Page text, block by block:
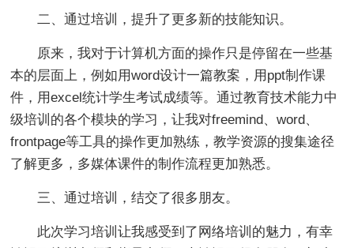
二、通过培训，提升了更多新的技能知识。
原来，我对于计算机方面的操作只是停留在一些基
本的层面上，例如用word设计一篇教案，用ppt制作课
件，用excel统计学生考试成绩等。通过教育技术能力中
级培训的各个模块的学习，让我对freemind、word、
frontpage等工具的操作更加熟练，教学资源的搜集途径
了解更多，多媒体课件的制作流程更加熟悉。
三、通过培训，结交了很多朋友。
此次学习培训让我感受到了网络培训的魅力，有幸